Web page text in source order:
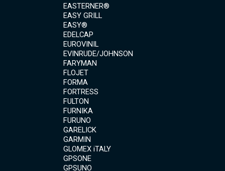
EASTERNER®
EASY GRILL
EASY®
EDELCAP
EUROVINIL
EVINRUDE/JOHNSON
FARYMAN
FLOJET
FORMA
FORTRESS
FULTON
FURNIKA
FURUNO
GARELICK
GARMIN
GLOMEX iTALY
GPSONE
GPSUNO